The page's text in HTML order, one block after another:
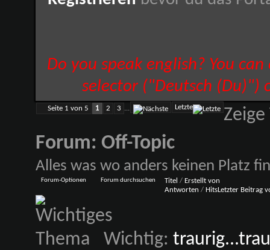
Do you speak english? You
selector ("Deutsch (Du)")
Seite 1 von 5 1 2 3 ... Letzte
Forum: Off-Topic
Alles was wo anders keinen Platz
Forum-Optionen Forum durchsuchen Titel / Erstellt von
Antworten / HitsLetzter Beitrag
Wichtig: